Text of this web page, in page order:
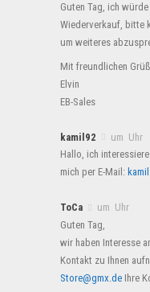
Guten Tag, ich
Wiederverkauf, bitte
um weiteres
Mit freundlichen
Elvin
EB-Sales
kamil92
um Uhr
Hallo, ich
mich per E-Mail:
ToCa
um Uhr
Guten Tag,
wir haben Interesse
Kontakt zu Ihnen
Store@gmx.de Ihre